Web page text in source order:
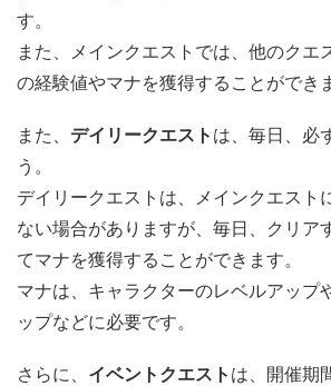
す。
また、メインクエストでは、他のクエ
の経験値やマナを獲得することができ
また、 デイリークエスト は、毎日、必
う。
デイリークエストは、メインクエスト
ない場合がありますが、毎日、クリア
てマナを獲得することができます。
マナは、キャラクターのレベルアップ
ップなどに必要です。
さらに、 イベントクエスト は、開催期